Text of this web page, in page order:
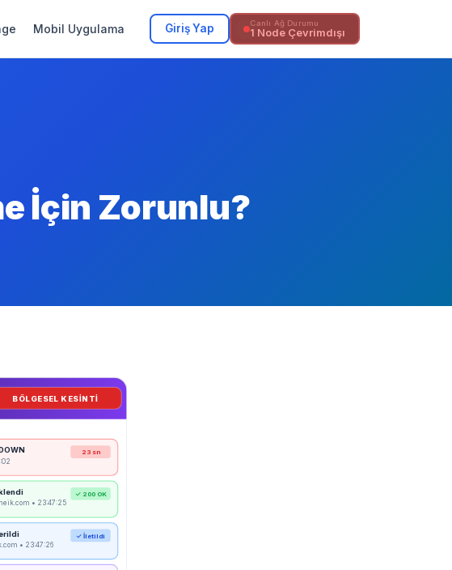
Mobil Uygulama Giriş Yap Canlı Ağ Durumu
1 Node Çevrimdışı
İçin Zorunlu?
BÖLGESEL KESİNTİ
23 sn
• 23:47:25
✓ 200 OK
• 23:47:26
✓ İletildi